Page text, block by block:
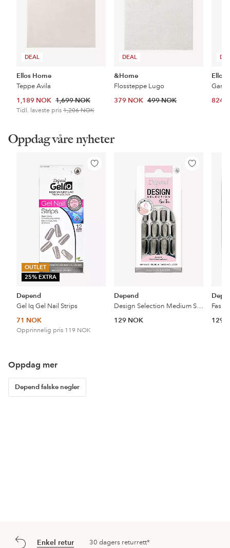
DEAL
Ellos Home
Teppe Avila
1,189 NOK 1,699 NOK
Tidl. laveste pris 1,206 NOK
DEAL
&Home
Flossteppe Lugo
379 NOK 499 NOK
Ellos
824
Oppdag våre nyheter
OUTLET
25% EXTRA
Legg
Depend
Gel Iq Gel Nail Strips
71 NOK
Opprinnelig pris 119 NOK
Legg
Depend
Design Selection Medium Square
129 NOK
129
Oppdag mer
Depend falske negler
Enkel retur 30 dagers returrett*